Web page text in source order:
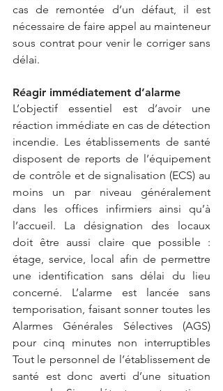
cas de remontée d’un défaut, il est
nécessaire de faire appel au mainteneur
sous contrat pour venir le corriger sans
délai.
Réagir immédiatement d’alarme
L’objectif essentiel est d’avoir une
réaction immédiate en cas de détection
incendie. Les établissements de santé
disposent de reports de l’équipement
de contrôle et de signalisation (ECS) au
moins un par niveau généralement
dans les offices infirmiers ainsi qu’à
l’accueil. La désignation des locaux
doit être aussi claire que possible :
étage, service, local afin de permettre
une identification sans délai du lieu
concerné. L’alarme est lancée sans
temporisation, faisant sonner toutes les
Alarmes Générales Sélectives (AGS)
pour cinq minutes non interruptibles
Tout le personnel de l’établissement de
santé est donc averti d’une situation